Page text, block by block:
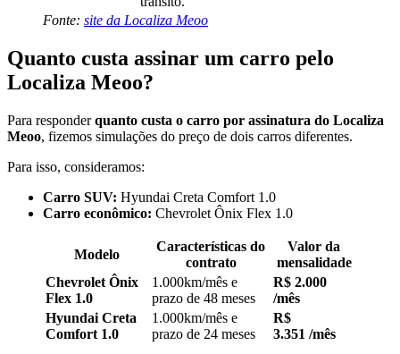
Fonte: site da Localiza Meoo
Quanto custa assinar um carro pelo
Localiza Meoo?
Para responderquanto custa o carro por assinatura do Localiza
Meoo, fizemos simulações do preço de dois carros diferentes.
Para isso, consideramos:
Carro SUV: Hyundai Creta Comfort 1.0
Carro econômico: Chevrolet Ônix Flex 1.0
Modelo
Características do
contrato
Valor da
mensalidade
Chevrolet Ônix
Flex 1.0
1.000km/mês e
prazo de 48 meses
R$ 2.000
/mês
Hyundai Creta
Comfort 1.0
1.000km/mês e
prazo de 24 meses
R$
3.351 /mês